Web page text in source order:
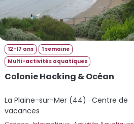
12-17 ans
1 semaine
Multi-activités aquatiques
Colonie Hacking & Océan
La Plaine-sur-Mer (44) · Centre de
vacances